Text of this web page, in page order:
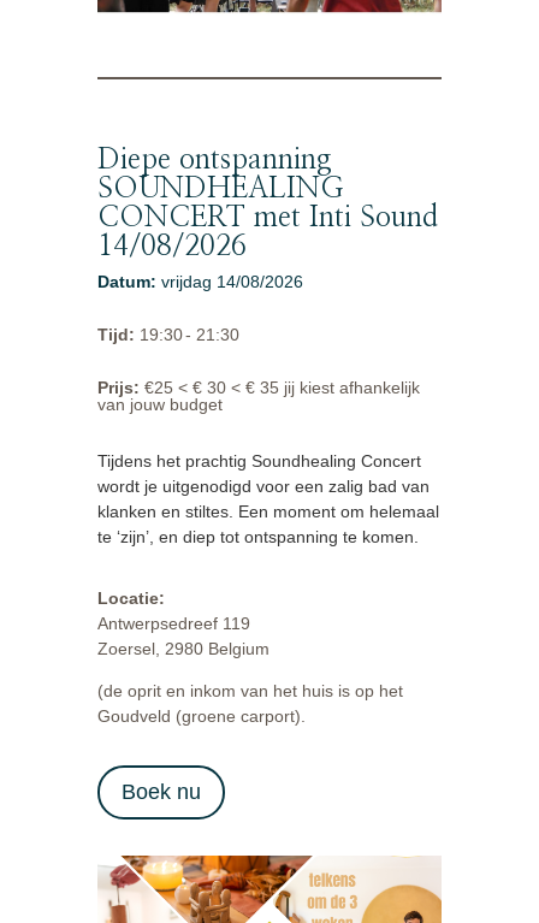
Diepe ontspanning
SOUNDHEALING
CONCERT met Inti Sound
14/08/2026
Datum: vrijdag 14/08/2026
Tijd: 19:30- 21:30
Prijs: €25 < € 30 < € 35 jij kiest afhankelijk
van jouw budget
Tijdens het prachtig Soundhealing Concert
wordt je uitgenodigd voor een zalig bad van
klanken en stiltes. Een moment om helemaal
te ‘zijn’, en diep tot ontspanning te komen.
Locatie:
Antwerpsedreef 119
Zoersel, 2980 Belgium
(de oprit en inkom van het huis is op het
Goudveld (groene carport).
Boek nu